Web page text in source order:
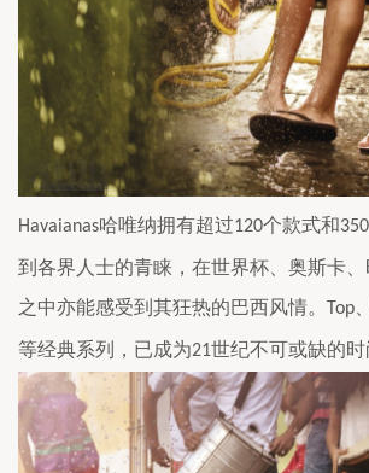
Havaianas哈唯纳拥有超过120个款式和350
到各界人士的青睐，在世界杯、奥斯卡
之中亦能感受到其狂热的巴西风情。
Top
等经典系列，已成为21世纪不可或缺的时